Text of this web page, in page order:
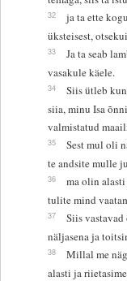
32
ja ta ette
üksteisest,
33
Ja ta seab
vasakule käele.
34
Siis ütleb
siia, minu Isa
valmistatud
35
Sest mul oli
te andsite mulle
36
ma olin
tulite mind
37
Siis
näljasena ja
38
Millal me
alasti ja